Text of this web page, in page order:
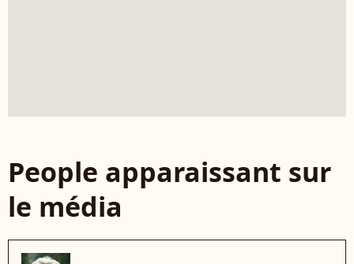
People apparaissant sur
le média